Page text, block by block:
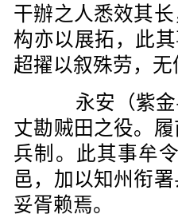
干辦之人悉效其
构亦以展拓，此
超擢以叙殊劳，无
永安（紫金
丈勘贼田之役。
兵制。此其事牟
邑，加以知州衔
妥胥赖焉。